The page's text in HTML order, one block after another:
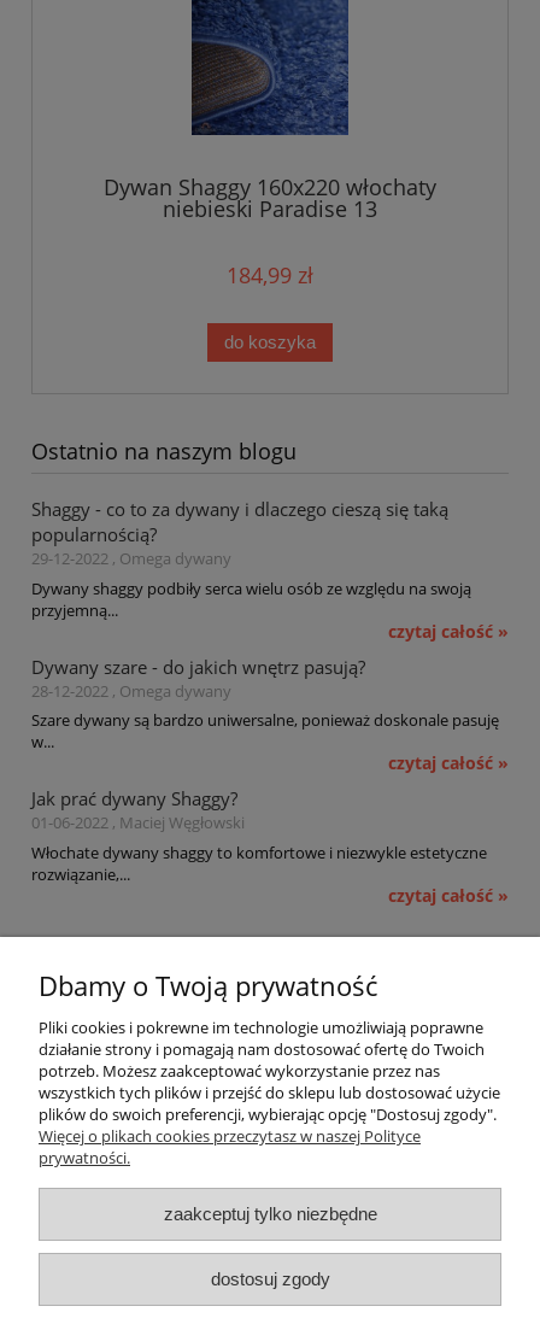
Dywan Shaggy 160x220 włochaty
niebieski Paradise 13
184,99 zł
do koszyka
Ostatnio na naszym blogu
Shaggy - co to za dywany i dlaczego cieszą się taką
popularnością?
29-12-2022 , Omega dywany
Dywany shaggy podbiły serca wielu osób ze względu na swoją
przyjemną...
czytaj całość »
Dywany szare - do jakich wnętrz pasują?
28-12-2022 , Omega dywany
Szare dywany są bardzo uniwersalne, ponieważ doskonale pasuję
w...
czytaj całość »
Jak prać dywany Shaggy?
01-06-2022 , Maciej Węgłowski
Włochate dywany shaggy to komfortowe i niezwykle estetyczne
rozwiązanie,...
czytaj całość »
Płatności i dostawa
Informacje
O nas
Witosz i Spółka
44-203 Rybnik ul. Brzezińska 50c
Dbamy o Twoją prywatność
Pliki cookies i pokrewne im technologie umożliwiają poprawne
działanie strony i pomagają nam dostosować ofertę do Twoich
potrzeb. Możesz zaakceptować wykorzystanie przez nas
wszystkich tych plików i przejść do sklepu lub dostosować użycie
plików do swoich preferencji, wybierając opcję "Dostosuj zgody".
Więcej o plikach cookies przeczytasz w naszej Polityce
prywatności.
zaakceptuj tylko niezbędne
dostosuj zgody